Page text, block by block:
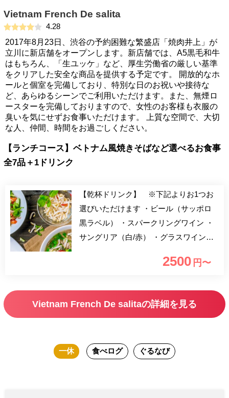
Vietnam French De salita
4.28
2017年8月23日、渋谷の予約困難な繁盛店「焼肉井上」が
立川に新店舗をオープンします。新店舗では、A5黒毛和牛
はもちろん、「生ユッケ」など、厚生労働省の厳しい基準
をクリアした安全な商品を提供する予定です。 開放的なホ
ールと個室を完備しており、特別な日のお祝いや接待な
ど、あらゆるシーンでご利用いただけます。また、無煙ロ
ースターを完備しておりますので、女性のお客様も衣服の
臭いを気にせずお食事いただけます。 上質な空間で、大切
な人、仲間、時間をお過ごしください。
【ランチコース】ベトナム風焼きそばなど選べるお食事
全7品＋1ドリンク
【乾杯ドリンク】 ※下記よりお1つお
選びいただけます ・ビール（サッポロ
黒ラベル） ・スパークリングワイン ・
サングリア（白/赤） ・グラスワイン
ークハイボール/ジンジャーハイボー
・カクテル （ジン/ウォッカ/ラム/カシ
ュース グレープフルーツジュース/コ
2500 円〜
Vietnam French De salitaの詳細を見る
一休 食べログ ぐるなび